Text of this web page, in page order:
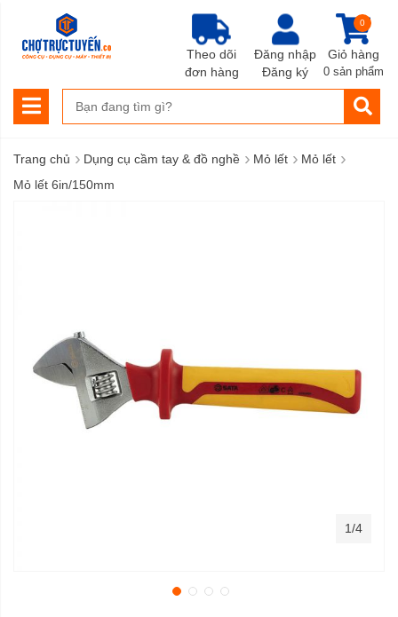
Đăng nhập
Đăng ký
Giỏ hàng
0
0 sản phẩm
Theo dõi
đơn hàng
Trang chủ › Dụng cụ cầm tay & đồ nghề › Mỏ lết › Mỏ lết ›
Mỏ lết 6in/150mm
1/4